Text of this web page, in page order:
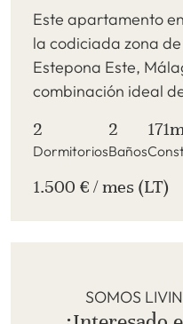
Este apartamento
la codiciada zona
Estepona Este,
combinación ideal
2
Dormitorios
2
Baños
1.500 € / mes (LT)
SOMOS